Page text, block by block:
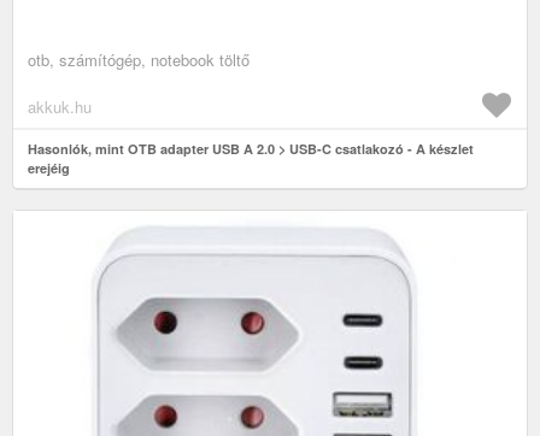
otb, számítógép, notebook töltő
akkuk.hu
Hasonlók, mint OTB adapter USB A 2.0 > USB-C csatlakozó - A készlet
erejéig